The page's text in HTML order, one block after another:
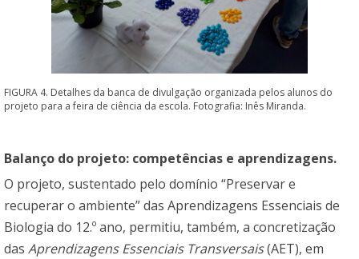
FIGURA 4. Detalhes da banca de divulgação organizada pelos alunos do
projeto para a feira de ciência da escola. Fotografia: Inês Miranda.
Balanço do projeto: competências e aprendizagens.
O projeto, sustentado pelo domínio “Preservar e
recuperar o ambiente” das Aprendizagens Essenciais de
Biologia do 12.º ano, permitiu, também, a concretização
das Aprendizagens Essenciais Transversais(AET), em